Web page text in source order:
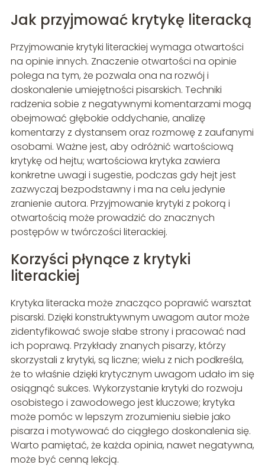
Jak przyjmować krytykę literacką
Przyjmowanie krytyki literackiej wymaga otwartości
na opinie innych. Znaczenie otwartości na opinie
polega na tym, że pozwala ona na rozwój i
doskonalenie umiejętności pisarskich. Techniki
radzenia sobie z negatywnymi komentarzami mogą
obejmować głębokie oddychanie, analizę
komentarzy z dystansem oraz rozmowę z zaufanymi
osobami. Ważne jest, aby odróżnić wartościową
krytykę od hejtu; wartościowa krytyka zawiera
konkretne uwagi i sugestie, podczas gdy hejt jest
zazwyczaj bezpodstawny i ma na celu jedynie
zranienie autora. Przyjmowanie krytyki z pokorą i
otwartością może prowadzić do znacznych
postępów w twórczości literackiej.
Korzyści płynące z krytyki
literackiej
Krytyka literacka może znacząco poprawić warsztat
pisarski. Dzięki konstruktywnym uwagom autor może
zidentyfikować swoje słabe strony i pracować nad
ich poprawą. Przykłady znanych pisarzy, którzy
skorzystali z krytyki, są liczne; wielu z nich podkreśla,
że to właśnie dzięki krytycznym uwagom udało im się
osiągnąć sukces. Wykorzystanie krytyki do rozwoju
osobistego i zawodowego jest kluczowe; krytyka
może pomóc w lepszym zrozumieniu siebie jako
pisarza i motywować do ciągłego doskonalenia się.
Warto pamiętać, że każda opinia, nawet negatywna,
może być cenną lekcją.